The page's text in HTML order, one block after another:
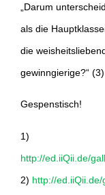
„Darum
als die
die
gewinngierige?“ (3)
Gespenstisch!
1)
http://ed.iiQii.de/
2) http://